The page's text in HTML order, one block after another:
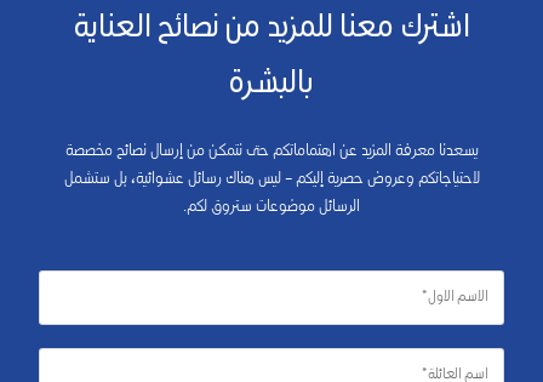
اشترك معنا للمزيد من نصائح العناية
بالبشرة
يسعدنا معرفة المزيد عن اهتماماتكم حتى نتمكن من إرسال نصائح مخصصة
لاحتياجاتكم وعروض حصرية إليكم – ليس هناك رسائل عشوائية، بل ستشمل
الرسائل موضوعات ستروق لكم.